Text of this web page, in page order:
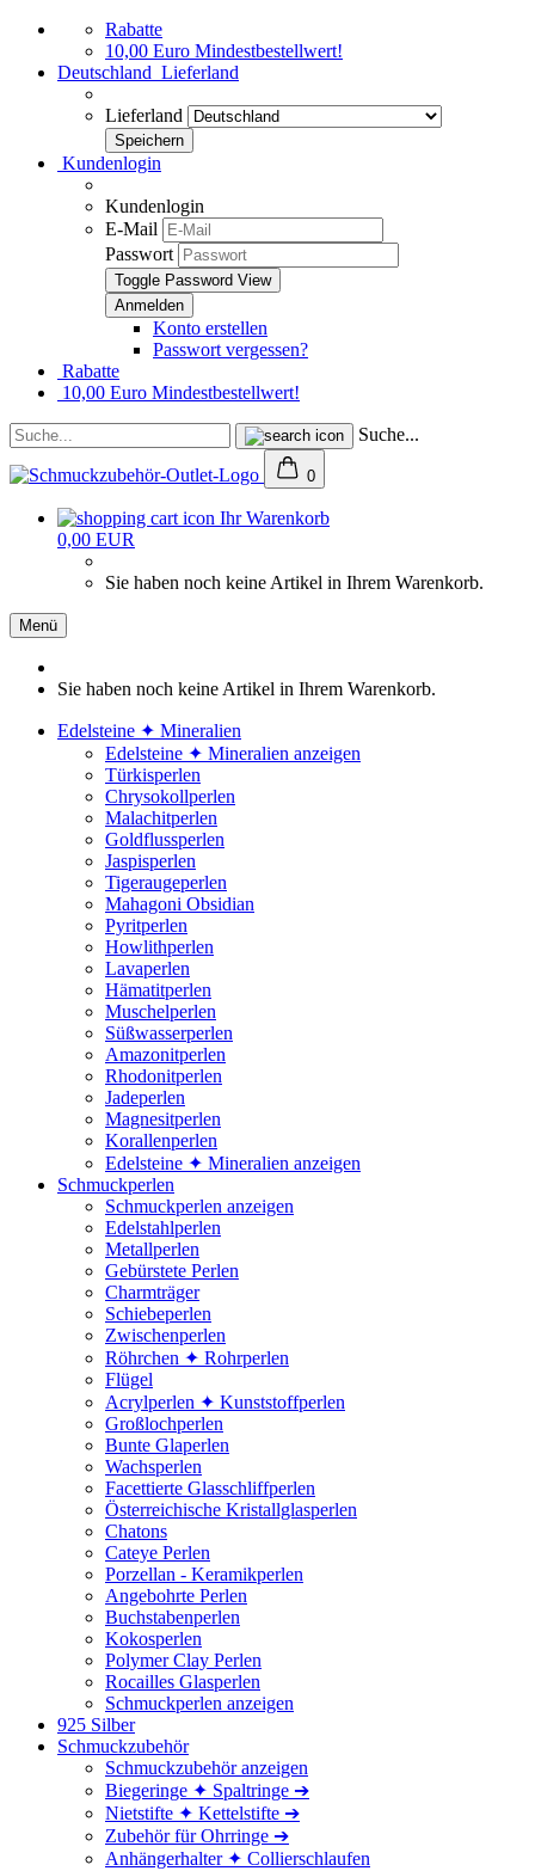
Rabatte
10,00 Euro Mindestbestellwert!
Deutschland Lieferland
Lieferland
Kundenlogin
Kundenlogin
E-Mail
Passwort
Toggle Password View
Konto erstellen
Passwort vergessen?
Rabatte
10,00 Euro Mindestbestellwert!
Suche...
0
Ihr Warenkorb
0,00 EUR
Sie haben noch keine Artikel in Ihrem Warenkorb.
Menü
Sie haben noch keine Artikel in Ihrem Warenkorb.
Edelsteine ✦ Mineralien
Edelsteine ✦ Mineralien anzeigen
Türkisperlen
Chrysokollperlen
Malachitperlen
Goldflussperlen
Jaspisperlen
Tigeraugeperlen
Mahagoni Obsidian
Pyritperlen
Howlithperlen
Lavaperlen
Hämatitperlen
Muschelperlen
Süßwasserperlen
Amazonitperlen
Rhodonitperlen
Jadeperlen
Magnesitperlen
Korallenperlen
Edelsteine ✦ Mineralien anzeigen
Schmuckperlen
Schmuckperlen anzeigen
Edelstahlperlen
Metallperlen
Gebürstete Perlen
Charmträger
Schiebeperlen
Zwischenperlen
Röhrchen ✦ Rohrperlen
Flügel
Acrylperlen ✦ Kunststoffperlen
Großlochperlen
Bunte Glaperlen
Wachsperlen
Facettierte Glasschliffperlen
Österreichische Kristallglasperlen
Chatons
Cateye Perlen
Porzellan - Keramikperlen
Angebohrte Perlen
Buchstabenperlen
Kokosperlen
Polymer Clay Perlen
Rocailles Glasperlen
Schmuckperlen anzeigen
925 Silber
Schmuckzubehör
Schmuckzubehör anzeigen
Biegeringe ✦ Spaltringe ➔
Nietstifte ✦ Kettelstifte ➔
Zubehör für Ohrringe ➔
Anhängerhalter ✦ Collierschlaufen